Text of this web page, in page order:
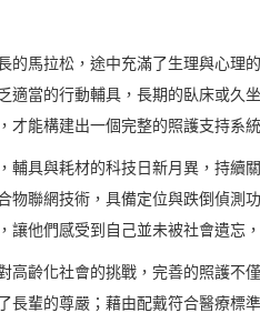
的馬拉松，途中充滿了生理與心理
適當的行動輔具，長期的臥床或久
才能構建出一個完整的照護支持系
輔具與耗材的科技日新月異，持續
物聯網技術，具備定位與跌倒偵測
讓他們感受到自己並未被社會遺忘
高齡化社會的挑戰，完善的照護不
長輩的尊嚴；藉由配戴符合醫療標